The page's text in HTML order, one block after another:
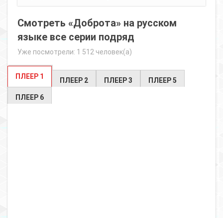
Смотреть «Доброта» на русском
языке все серии подряд
Уже посмотрели: 1 512 человек(а)
ПЛЕЕР 1 ПЛЕЕР 2 ПЛЕЕР 3 ПЛЕЕР 5
ПЛЕЕР 6